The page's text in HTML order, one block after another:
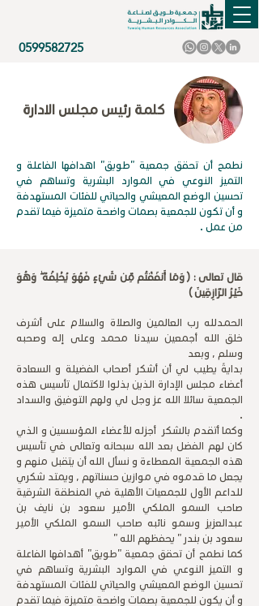
0599582725
كلمة رئيس مجلس الادارة
نطمح أن تحقق جمعية "طويق" اهدافها الفاعلة و
التميز النوعي في الموارد البشرية وتساهم في
تحسين الوضع المعيشي والحياتي للفئات المستهدفة
و أن تكون للجمعية بصمات واضحة متميزة فيما تقدم
من عمل .
قال تعالى : ( وَمَا أَنفَقْتُم مِّن شَيْءٍ فَهُوَ يُخْلِفُهُ ۖ وَهُوَ
خَيْرُ الرَّازِقِينَ )
الحمدلله رب العالمين والصلاة والسلام على أشرف
خلق الله أجمعين سيدنا محمد وعلى إله وصحبه
وسلم , وبعد
بدايةً يطيب لي أن أشكر أصحاب الفضيلة و السعادة
أعضاء مجلس الإدارة الذين بذلوا لاكتمال تأسيس هذه
الجمعية سائلا الله عز وجل لي ولهم التوفيق والسداد
.
وكما أتقدم بالشكر أجزله للأعضاء المؤسسين و الذي
كان لهم الفضل بعد الله سبحانه وتعالى في تأسيس
هذه الجمعية المعطاءة و نسأل الله أن يتقبل منهم و
يجعل ما قدموه في موازين حسناتهم , ويمتد شكري
للداعم الأول للجمعيات الأهلية في المنطقة الشرقية
صاحب السمو الملكي الأمير سعود بن نايف بن
عبدالعزيز وسمو نائبه صاحب السمو الملكي الأمير
سعود بن بندر " يحفظهم الله "
كما نطمح أن تحقق جمعية "طويق" أهدافها الفاعلة
و التميز النوعي في الموارد البشرية وتساهم في
تحسين الوضع المعيشي والحياتي للفئات المستهدفة
و أن يكون للجمعية بصمات واضحة متميزة فيما تقدم